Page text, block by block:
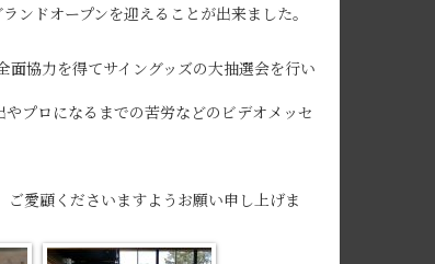
ンドオープンを迎えることが出来ました。
協力を得てサイングッズの大抽選会を行い
プロになるまでの苦労などのビデオメッセ
愛顧くださいますようお願い申し上げま